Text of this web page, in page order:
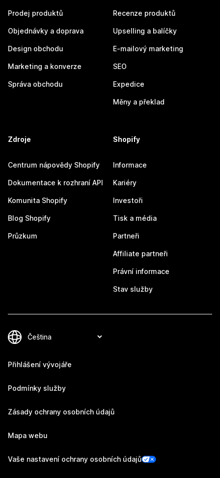
Prodej produktů
Objednávky a doprava
Design obchodu
Marketing a konverze
Správa obchodu
Recenze produktů
Upselling a balíčky
E-mailový marketing
SEO
Expedice
Měny a překlad
Zdroje
Centrum nápovědy Shopify
Dokumentace k rozhraní API
Komunita Shopify
Blog Shopify
Průzkum
Shopify
Informace
Kariéry
Investoři
Tisk a média
Partneři
Affiliate partneři
Právní informace
Stav služby
Přihlášení vývojáře
Podmínky služby
Zásady ochrany osobních údajů
Mapa webu
Vaše nastavení ochrany osobních údajů